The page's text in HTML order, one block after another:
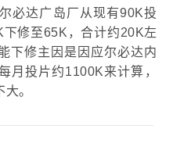
必达广岛厂从现有90K投
修至65K，合计约20K左
下修主因是因应尔必达内
月投片约1100K来计算，
。